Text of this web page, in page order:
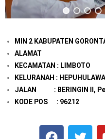
MIN 2 KABUPATEN
ALAMAT
KECAMATAN : LIMBOTO
KELURANAH : HEPUHULAWA
JALAN : BERINGIN II,
KODE POS : 96212